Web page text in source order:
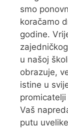
smo
koračamo
godine.
u našoj
obrazuje,
istine u
Vaš
putu